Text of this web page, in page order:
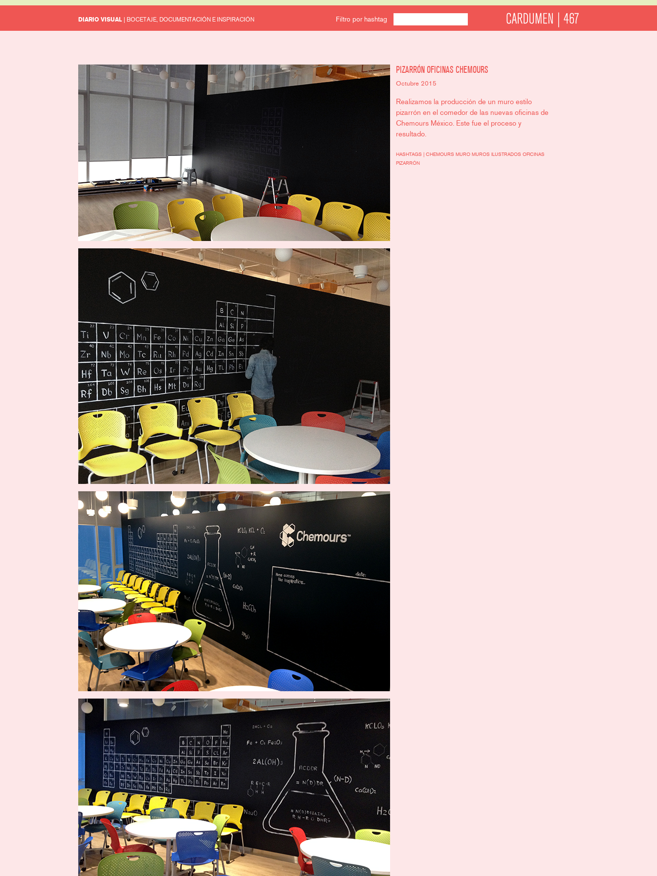
DIARIO VISUAL | BOCETAJE, DOCUMENTACIÓN E INSPIRACIÓN Filtro por hashtag
PIZARRÓN OFICINAS CHEMOURS
Octubre 2015
Realizamos la producción de un muro estilo
pizarrón en el comedor de las nuevas oficinas de
Chemours México. Este fue el proceso y
resultado.
HASHTAGS | CHEMOURS MURO MUROS ILUSTRADOS OFICINAS
PIZARRÓN